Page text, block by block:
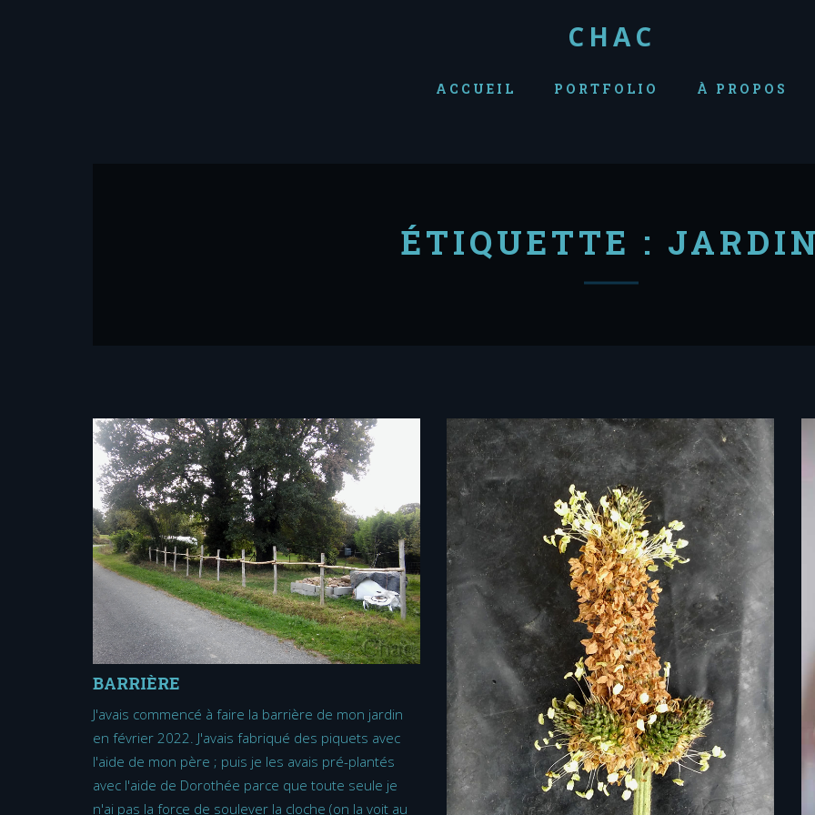
CHAC
ACCUEIL PORTFOLIO À PROPOS
ÉTIQUETTE :
BARRIÈRE
J'avais commencé à faire la barrière de mon jardin
en février 2022. J'avais fabriqué des piquets avec
l'aide de mon père ; puis je les avais pré-plantés
avec l'aide de Dorothée parce que toute seule je
n'ai pas la force de soulever la cloche (on la voit au